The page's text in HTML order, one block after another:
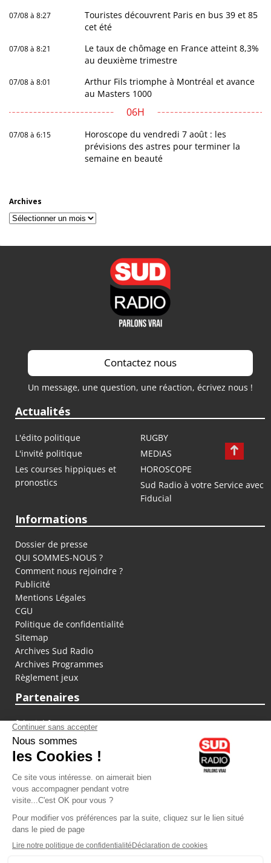
07/08 à 8:27
Touristes découvrent Paris en bus 39 et 85
cet été
07/08 à 8:21
Le taux de chômage en France atteint 8,3%
au deuxième trimestre
07/08 à 8:01
Arthur Fils triomphe à Montréal et avance
au Masters 1000
06H
07/08 à 6:15
Horoscope du vendredi 7 août : les
prévisions des astres pour terminer la
semaine en beauté
Archives
Archives
Contactez nous
Un message, une question, une réaction, écrivez nous !
Actualités
L'édito politique
RUGBY
L'invité politique
MEDIAS
Les courses hippiques et
pronostics
HOROSCOPE
Sud Radio à votre Service avec
Fiducial
Informations
Dossier de presse
QUI SOMMES-NOUS ?
Comment nous rejoindre ?
Publicité
Mentions Légales
CGU
Politique de confidentialité
Sitemap
Archives Sud Radio
Archives Programmes
Règlement jeux
Partenaires
fiducial.fr
lyoncapitale.fr
olympique-et-lyonnais.com
L'application Iphone / Android
Téléchargez l'application
Les cookies